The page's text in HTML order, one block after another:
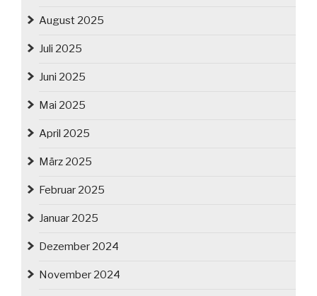
August 2025
Juli 2025
Juni 2025
Mai 2025
April 2025
März 2025
Februar 2025
Januar 2025
Dezember 2024
November 2024